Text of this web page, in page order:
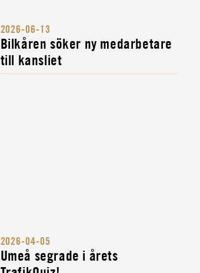
2026-06-13
Bilkåren söker ny medarbetare
till kansliet
2026-04-05
Umeå segrade i årets